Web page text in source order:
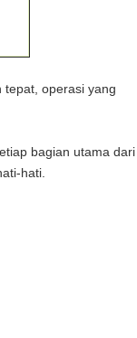
tepat, operasi yang
bagian utama dari
hati.